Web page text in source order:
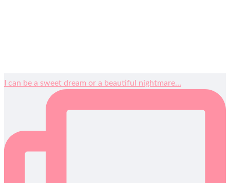
I can be a sweet dream or a beautiful nightmare…